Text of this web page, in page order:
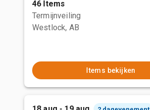
46 Items
Termijnveiling
Westlock, AB
Items bekijken